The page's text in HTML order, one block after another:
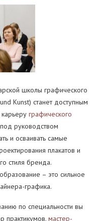
школы графического
Kunst) станет доступным
графического
руководством
и осваивать самые
плакатов и
стиля бренда.
– это сильное
графика.
по специальности вы
практикумов, мастер-